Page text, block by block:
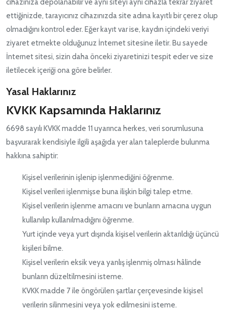
cihazınıza depolanabilir ve aynı siteyi aynı cihazla tekrar ziyaret
ettiğinizde, tarayıcınız cihazınızda site adına kayıtlı bir çerez olup
olmadığını kontrol eder. Eğer kayıt var ise, kaydın içindeki veriyi
ziyaret etmekte olduğunuz İnternet sitesine iletir. Bu sayede
İnternet sitesi, sizin daha önceki ziyaretinizi tespit eder ve size
iletilecek içeriği ona göre belirler.
Yasal Haklarınız
KVKK Kapsamında Haklarınız
6698 sayılı KVKK madde 11 uyarınca herkes, veri sorumlusuna
başvurarak kendisiyle ilgili aşağıda yer alan taleplerde bulunma
hakkına sahiptir:
Kişisel verilerinin işlenip işlenmediğini öğrenme.
Kişisel verileri işlenmişse buna ilişkin bilgi talep etme.
Kişisel verilerin işlenme amacını ve bunların amacına uygun
kullanılıp kullanılmadığını öğrenme.
Yurt içinde veya yurt dışında kişisel verilerin aktarıldığı üçüncü
kişileri bilme.
Kişisel verilerin eksik veya yanlış işlenmiş olması hâlinde
bunların düzeltilmesini isteme.
KVKK madde 7 ile öngörülen şartlar çerçevesinde kişisel
verilerin silinmesini veya yok edilmesini isteme.